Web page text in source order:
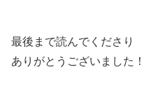
最後まで読んでくださり
ありがとうございました！